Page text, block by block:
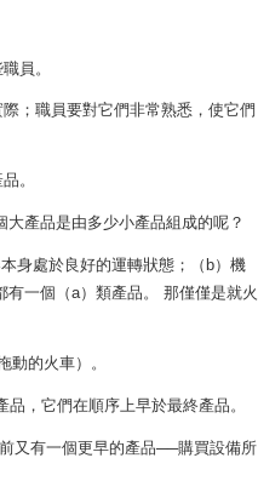
員。
；職員要對它們非常熟悉，使它們
。
產品是由多少小產品組成的呢？
身處於良好的運轉狀態；（b）機
一個（a）類產品。 那僅僅是就火
的火車）。
，它們在順序上早於最終產品。
又有一個更早的產品──購買設備所